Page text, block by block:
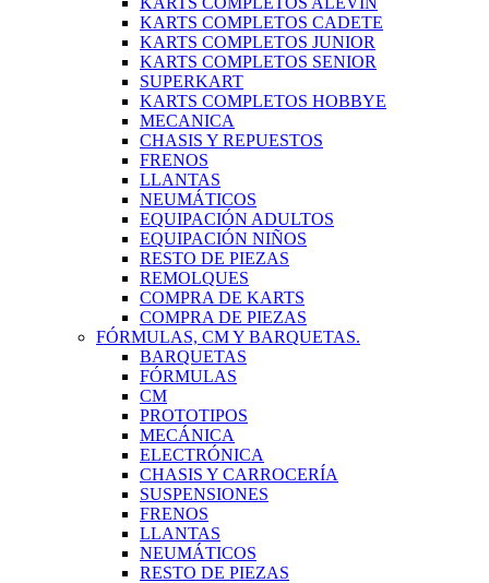
KARTS COMPLETOS CADETE
KARTS COMPLETOS JUNIOR
KARTS COMPLETOS SENIOR
SUPERKART
KARTS COMPLETOS HOBBYE
MECANICA
CHASIS Y REPUESTOS
FRENOS
LLANTAS
NEUMÁTICOS
EQUIPACIÓN ADULTOS
EQUIPACIÓN NIÑOS
RESTO DE PIEZAS
REMOLQUES
COMPRA DE KARTS
COMPRA DE PIEZAS
FÓRMULAS, CM Y BARQUETAS.
BARQUETAS
FÓRMULAS
CM
PROTOTIPOS
MECÁNICA
ELECTRÓNICA
CHASIS Y CARROCERÍA
SUSPENSIONES
FRENOS
LLANTAS
NEUMÁTICOS
RESTO DE PIEZAS